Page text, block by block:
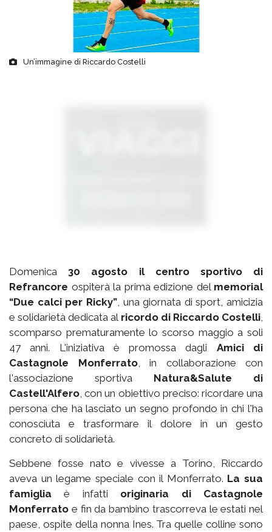
Un’immagine di Riccardo Costelli
Domenica30 agosto il centro sportivo di
Refrancore ospiterà la prima edizione del memorial
“Due calci per Ricky”, una giornata di sport, amicizia
e solidarietà dedicata al ricordo di Riccardo Costelli
scomparso prematuramente lo scorso maggio a soli
47 anni. L'iniziativa è promossa dagli Amici di
Castagnole Monferrato, in collaborazione con
l'associazione sportiva Natura&Salute di
Castell'Alfero , con un obiettivo preciso: ricordare una
persona che ha lasciato un segno profondo in chi l'ha
conosciuta e trasformare il dolore in un gesto
concreto di solidarietà.
Sebbene fosse nato e vivesse a Torino, Riccardo
aveva un legame speciale con il Monferrato. La sua
famigliaè infatti originaria di Castagnole
Monferrato e fin da bambino trascorreva le estati nel
paese, ospite della nonna Ines. Tra quelle colline sono